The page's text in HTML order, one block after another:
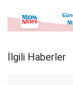
İlgili Haberler